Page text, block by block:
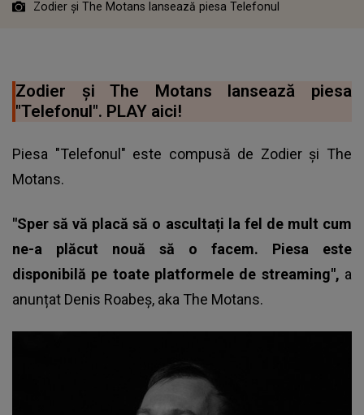
Zodier și The Motans lansează piesa Telefonul
Zodier și The Motans lansează piesa
"Telefonul". PLAY aici!
Piesa "Telefonul" este compusă de Zodier și The
Motans.
"Sper să vă placă să o ascultați la fel de mult cum
ne-a plăcut nouă să o facem. Piesa este
disponibilă pe toate platformele de streaming", a
anunțat Denis Roabeș, aka The Motans.